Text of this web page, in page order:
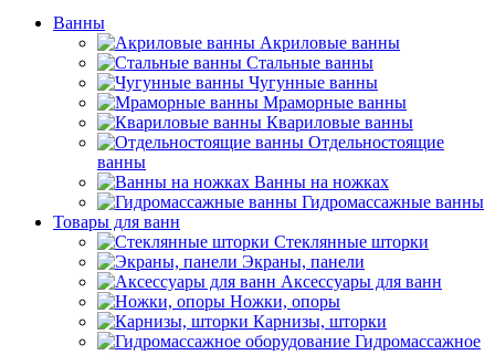
Ванны
Акриловые ванны
Стальные ванны
Чугунные ванны
Мраморные ванны
Квариловые ванны
Отдельностоящие
ванны
Ванны на ножках
Гидромассажные ванны
Товары для ванн
Стеклянные шторки
Экраны, панели
Аксессуары для ванн
Ножки, опоры
Карнизы, шторки
Гидромассажное